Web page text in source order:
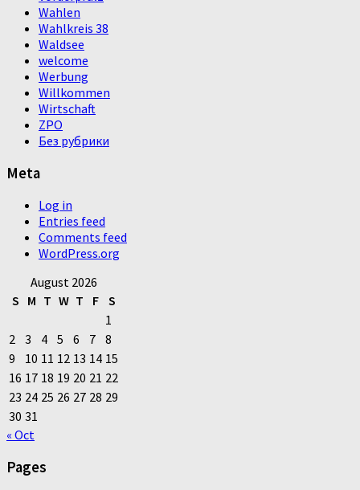
Wahlen
Wahlkreis 38
Waldsee
welcome
Werbung
Willkommen
Wirtschaft
ZPO
Без рубрики
Meta
Log in
Entries feed
Comments feed
WordPress.org
August 2026
S M T W T F S
1
2 3 4 5 6 7 8
9
10 11 12 13 14 15
16 17 18 19 20 21 22
23 24 25 26 27 28 29
30 31
« Oct
Pages